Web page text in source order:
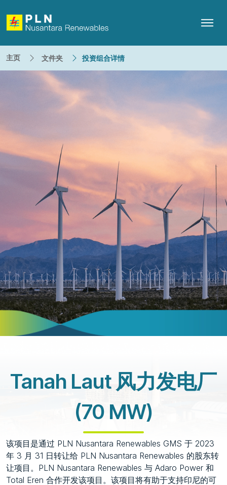
主页 文件夹 投资组合详情
Tanah Laut 风力发电厂
(70 MW)
该项目是通过 PLN Nusantara Renewables GMS 于 2023
年 3 月 31 日转让给 PLN Nusantara Renewables 的股东转
让项目。PLN Nusantara Renewables 与 Adaro Power 和
Total Eren 合作开发该项目。该项目将有助于支持印尼的可